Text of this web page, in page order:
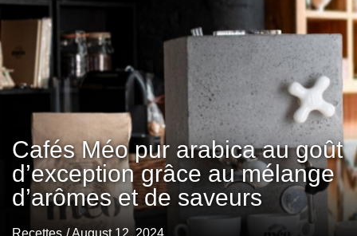
Cafés Méo pur arabica au goût
d’exception grâce au mélange
d’arômes et de saveurs
Recettes / August 12, 2024